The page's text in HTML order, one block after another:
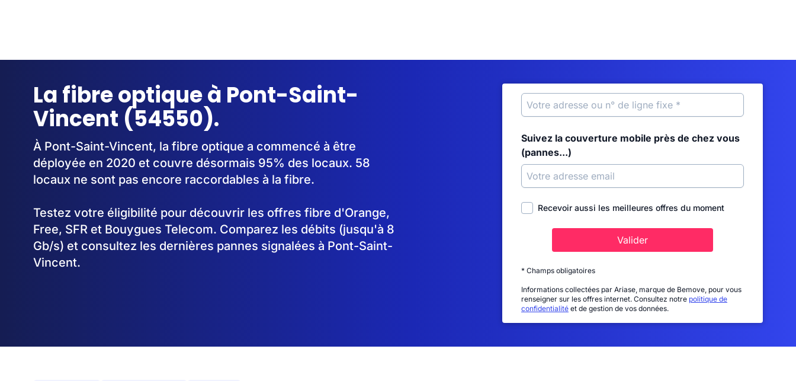
La fibre optique à Pont-Saint-
Vincent (54550).
À Pont-Saint-Vincent, la fibre optique a commencé à être
déployée en 2020 et couvre désormais 95% des locaux. 58
locaux ne sont pas encore raccordables à la fibre.
Testez votre éligibilité pour découvrir les offres fibre d'Orange,
Free, SFR et Bouygues Telecom. Comparez les débits (jusqu'à 8
Gb/s) et consultez les dernières pannes signalées à Pont-Saint-
Vincent.
Suivez la couverture mobile près de chez vous
(pannes...)
Recevoir aussi les meilleures offres du moment
Valider
* Champs obligatoires
Informations collectées par Ariase, marque de Bemove, pour vous
renseigner sur les offres internet. Consultez notre politique de
confidentialité et de gestion de vos données.